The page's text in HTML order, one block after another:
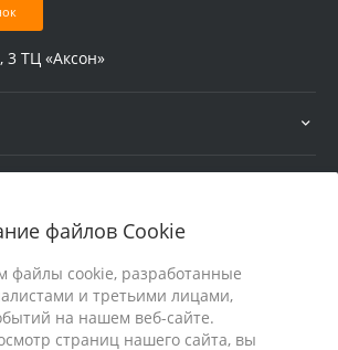
файлов Cookie
файлы cookie, разработанные
и третьими лицами,
на нашем веб-сайте.
страниц нашего сайта, вы
3 ТЦ «Аксон»